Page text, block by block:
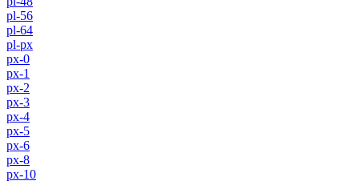
pl-56
pl-64
pl-px
px-0
px-1
px-2
px-3
px-4
px-5
px-6
px-8
px-10